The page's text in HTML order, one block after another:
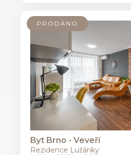
Byt Brno - Veveří
Rezidence Lužánky
PRODÁNO